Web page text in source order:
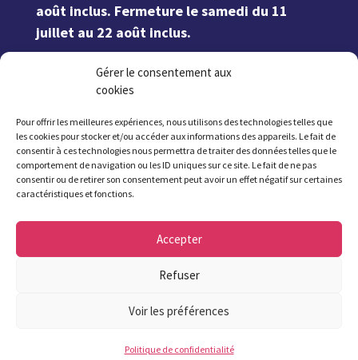
Gérer le consentement aux
cookies
Pour offrir les meilleures expériences, nous utilisons des technologies telles que
les cookies pour stocker et/ou accéder aux informations des appareils. Le fait de
consentir à ces technologies nous permettra de traiter des données telles que le
comportement de navigation ou les ID uniques sur ce site. Le fait de ne pas
consentir ou de retirer son consentement peut avoir un effet négatif sur certaines
caractéristiques et fonctions.
Accepter
Refuser
Voir les préférences
Politique de confidentialité
août inclus. Fermeture le samedi du 11
juillet au 22 août inclus.
02 98 37 57 57
Contact
Offres publiques